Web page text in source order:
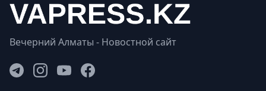
Вечерний Алматы - Новостной сайт